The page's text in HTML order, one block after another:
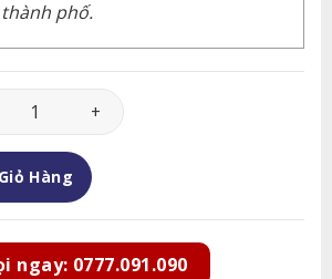
phố.
Yêu - HTY027 số lượng
Hàng
ngay: 0777.091.090